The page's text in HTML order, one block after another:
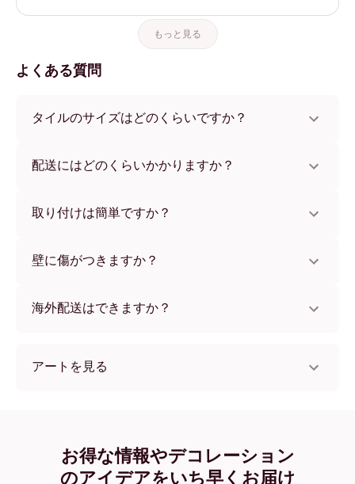
もっと見る
よくある質問
タイルのサイズはどのくらいですか？
フレームカラーからお選びいただけます。
配送にはどのくらいかかりますか？
用いただけます。ご注文後、追跡番号をお知らせします。
取り付けは簡単ですか？
をつけないため、賃貸のお部屋でも安心してお使いいただ
壁に傷がつきますか？
海外配送はできますか？
アートを見る
Massachusetts in Patterns オーク
Massachusetts in Patterns ワイド ブラック
Massachusetts in Patterns ワイド ホワイト
お得な情報やデコレーション
のアイデアをいち早くお届け